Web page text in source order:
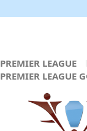
PREMIER LEAGUE
PREMIER LEAGUE